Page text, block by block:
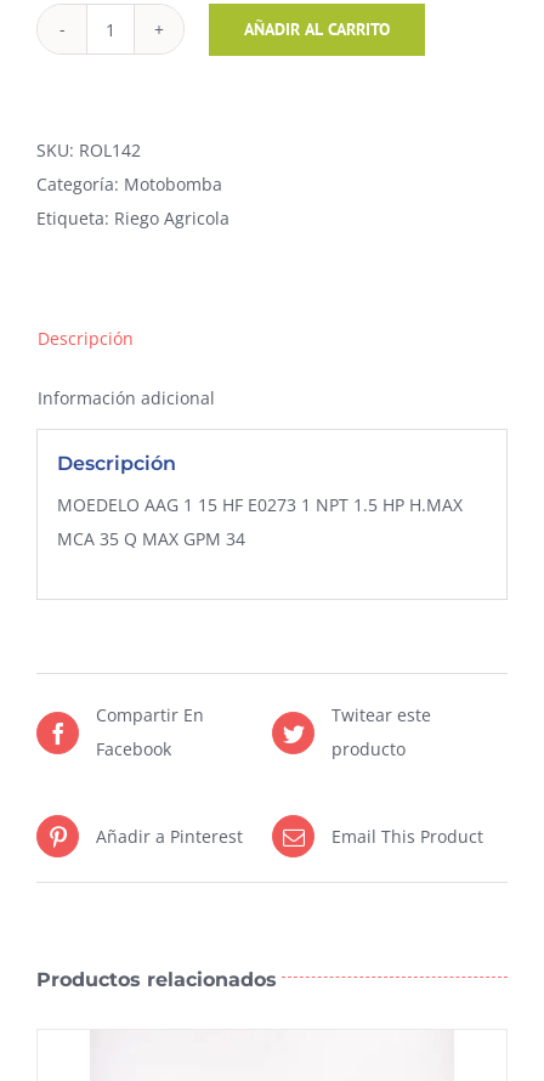
BOMBA
AUTOCEBANTE
NPT
SUCCION
Y
1.5
BARNES
cantidad
AÑADIR AL CARRITO
SKU: ROL142
Categoría: Motobomba
Etiqueta: Riego Agricola
Descripción
Información adicional
Descripción
MOEDELO AAG 1 15 HF E0273 1 NPT 1.5 HP H.MAX
MCA 35 Q MAX GPM 34
Compartir En
Facebook
Twitear este
producto
Añadir a Pinterest Email This Product
Productos relacionados